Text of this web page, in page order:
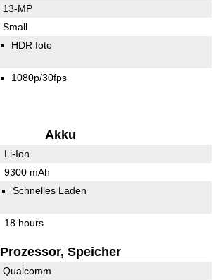
13-MP
Small
HDR foto
1080p/30fps
Akku
Li-Ion
9300 mAh
Schnelles Laden
18 hours
Prozessor, Speicher
Qualcomm